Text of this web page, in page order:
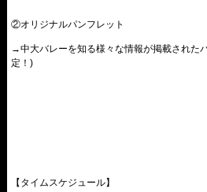
②オリジナルパンフレット
→中大バレーを知る様々な情報が掲載された
定！)
【タイムスケジュール】